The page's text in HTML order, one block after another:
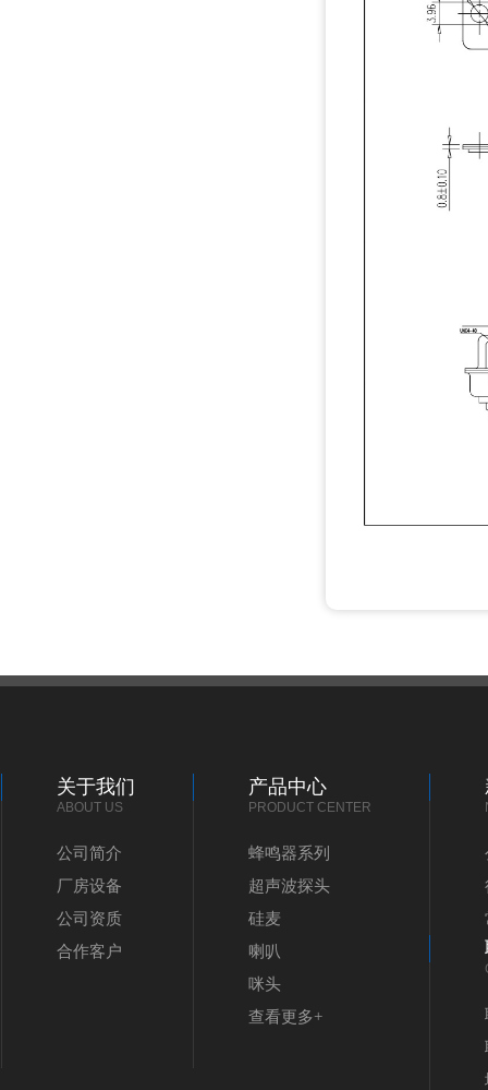
关于我们
ABOUT US
公司简介
厂房设备
公司资质
合作客户
产品中心
PRODUCT CENTER
蜂鸣器系列
超声波探头
硅麦
喇叭
咪头
查看更多+